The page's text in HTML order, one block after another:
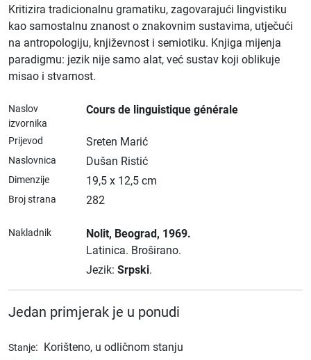
Kritizira tradicionalnu gramatiku, zagovarajući lingvistiku
kao samostalnu znanost o znakovnim sustavima, utječući
na antropologiju, književnost i semiotiku. Knjiga mijenja
paradigmu: jezik nije samo alat, već sustav koji oblikuje
misao i stvarnost.
Naslov
izvornika
Cours de linguistique générale
Prijevod Sreten Marić
Naslovnica Dušan Ristić
Dimenzije 19,5 x 12,5 cm
Broj strana 282
Nakladnik Nolit, Beograd, 1969.
Latinica. Broširano.
Jezik: Srpski.
Jedan primjerak je u ponudi
Stanje: Korišteno, u odličnom stanju